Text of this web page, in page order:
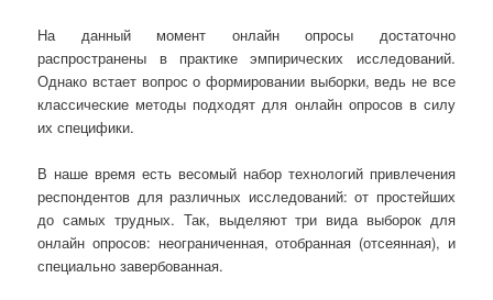
На данный момент онлайн опросы достаточно
распространены в практике эмпирических исследований.
Однако встает вопрос о формировании выборки, ведь не все
классические методы подходят для онлайн опросов в силу
их специфики.
В наше время есть весомый набор технологий привлечения
респондентов для различных исследований: от простейших
до самых трудных. Так, выделяют три вида выборок для
онлайн опросов: неограниченная, отобранная (отсеянная), и
специально завербованная.